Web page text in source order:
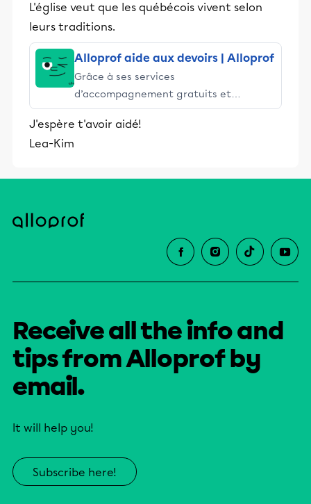
L'église veut que les québécois vivent selon
leurs traditions.
Alloprof aide aux devoirs | Alloprof
Grâce à ses services
d’accompagnement gratuits et
stimulants, Alloprof engage les élèves
et leurs parents dans la réussite
J'espère t'avoir aidé!
Lea-Kim
Receive all the info and
tips from Alloprof by
email.
It will help you!
Subscribe here!